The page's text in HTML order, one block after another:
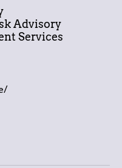
Advisory
Services